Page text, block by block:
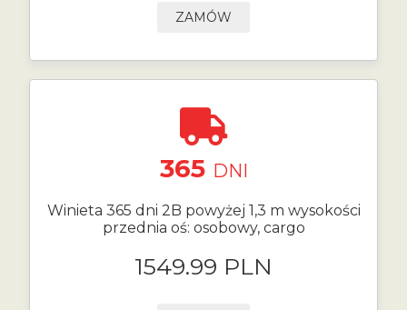
ZAMÓW
365 DNI
Winieta 365 dni 2B powyżej 1,3 m wysokości
przednia oś: osobowy, cargo
1549.99 PLN